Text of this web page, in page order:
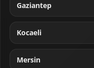
Gaziantep
Kocaeli
Mersin